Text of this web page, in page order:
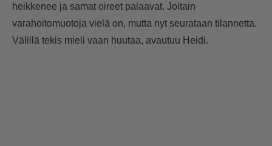
heikkenee ja samat oireet palaavat. Joitain
varahoitomuotoja vielä on, mutta nyt seurataan tilannetta.
Välillä tekis mieli vaan huutaa, avautuu Heidi.